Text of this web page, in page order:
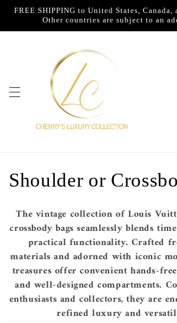
ンツに
FREE SHIPPING to United States,
Other countries are subject to an
コ
ク
シ
ョ
ン
Shoulder or
The vintage collection of Louis
crossbody bags seamlessly blends
practical functionality. Crafted
materials and adorned with iconic
treasures offer convenient hands-
and well-designed compartments.
enthusiasts and collectors, they are
refined luxury and